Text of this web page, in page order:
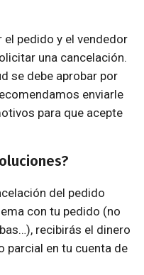
el pedido y el vendedor
una cancelación.
se debe aprobar por
enviarle
para que acepte
del pedido
con tu pedido (no
recibirás el dinero
parcial en tu cuenta de